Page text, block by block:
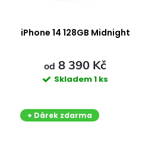
iPhone 14 128GB Midnight
od 8 390 Kč
Skladem1 ks
+ Dárek zdarma